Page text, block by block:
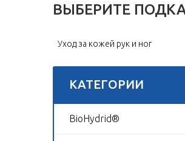
ВЫБЕРИТЕ
Уход за кожей рук и ног
КАТЕГОРИИ
BioHydrid®